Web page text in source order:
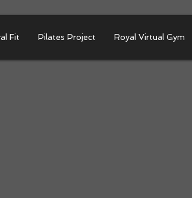
Fit Pilates Project Royal Virtual Gym